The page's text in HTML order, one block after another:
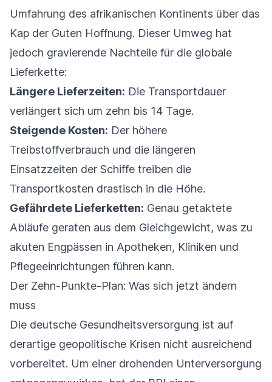
Umfahrung des afrikanischen Kontinents über das
Kap der Guten Hoffnung. Dieser Umweg hat
jedoch gravierende Nachteile für die globale
Lieferkette:
Längere Lieferzeiten: Die Transportdauer
verlängert sich um zehn bis 14 Tage.
Steigende Kosten: Der höhere
Treibstoffverbrauch und die längeren
Einsatzzeiten der Schiffe treiben die
Transportkosten drastisch in die Höhe.
Gefährdete Lieferketten: Genau getaktete
Abläufe geraten aus dem Gleichgewicht, was zu
akuten Engpässen in Apotheken, Kliniken und
Pflegeeinrichtungen führen kann.
Der Zehn-Punkte-Plan: Was sich jetzt ändern
muss
Die deutsche Gesundheitsversorgung ist auf
derartige geopolitische Krisen nicht ausreichend
vorbereitet. Um einer drohenden Unterversorgung